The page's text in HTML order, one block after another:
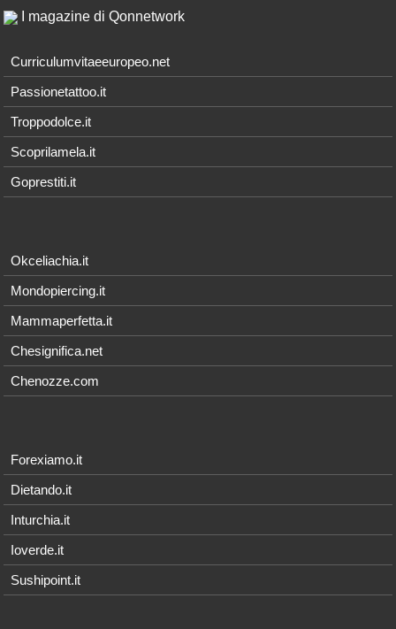
I magazine di Qonnetwork
Curriculumvitaeeuropeo.net
Passionetattoo.it
Troppodolce.it
Scoprilamela.it
Goprestiti.it
Okceliachia.it
Mondopiercing.it
Mammaperfetta.it
Chesignifica.net
Chenozze.com
Forexiamo.it
Dietando.it
Inturchia.it
Ioverde.it
Sushipoint.it